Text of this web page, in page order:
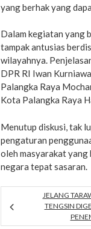
yang berhak yang
Dalam kegiatan yang
tampak antusias
wilayahnya.
DPR RI Iwan
Palangka Raya
Kota Palangka Raya
Menutup diskusi, tak
pengaturan
oleh masyarakat yang
negara tepat sasaran.
JELANG
TENGSIN